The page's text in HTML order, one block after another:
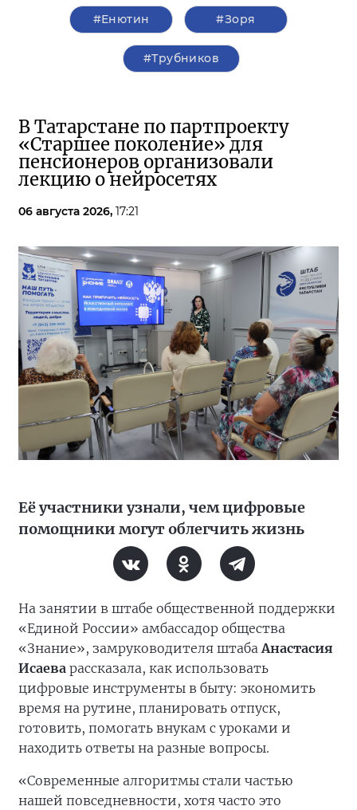
#Енютин #Зоря
#Трубников
В Татарстане по партпроекту
«Старшее поколение» для
пенсионеров организовали
лекцию о нейросетях
06 августа 2026, 17:21
Её участники узнали, чем цифровые
помощники могут облегчить жизнь
На занятии в штабе общественной поддержки
«Единой России» амбассадор общества
«Знание», замруководителя штабаАнастасия
Исаева рассказала, как использовать
цифровые инструменты в быту: экономить
время на рутине, планировать отпуск,
готовить, помогать внукам с уроками и
находить ответы на разные вопросы.
«Современные алгоритмы стали частью
нашей повседневности, хотя часто это